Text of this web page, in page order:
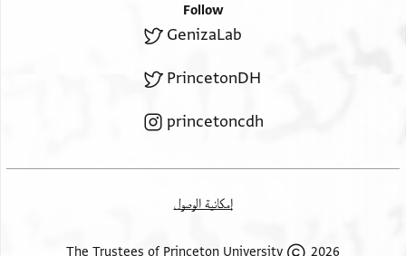
Follow
GenizaLab
PrincetonDH
princetoncdh
إمكانية الوصول
2026 The Trustees of Princeton University